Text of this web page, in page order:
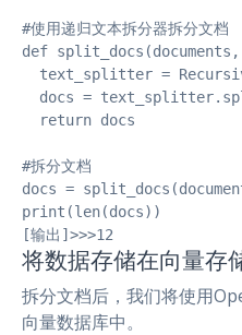
#使用递归文本拆分器拆分文档
def
text_splitter =
docs =
  return docs
#拆分文档
docs =
print(len(docs))
[输出]>>>12
将数据存储在向量存
拆分文档后，我们将使用
向量数据库中。